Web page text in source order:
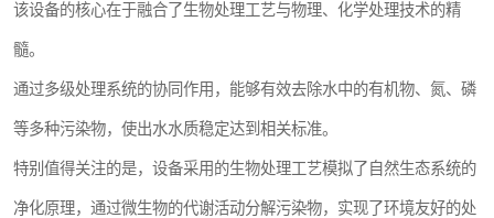
该设备的核心在于融合了生物处理工艺与物理、化学处理技术的精
髓。
通过多级处理系统的协同作用，能够有效去除水中的有机物、氮、磷
等多种污染物，使出水水质稳定达到相关标准。
特别值得关注的是，设备采用的生物处理工艺模拟了自然生态系统的
净化原理，通过微生物的代谢活动分解污染物，实现了环境友好的处
风景区生活污水处理一体化设备
成套生活污水处理设备